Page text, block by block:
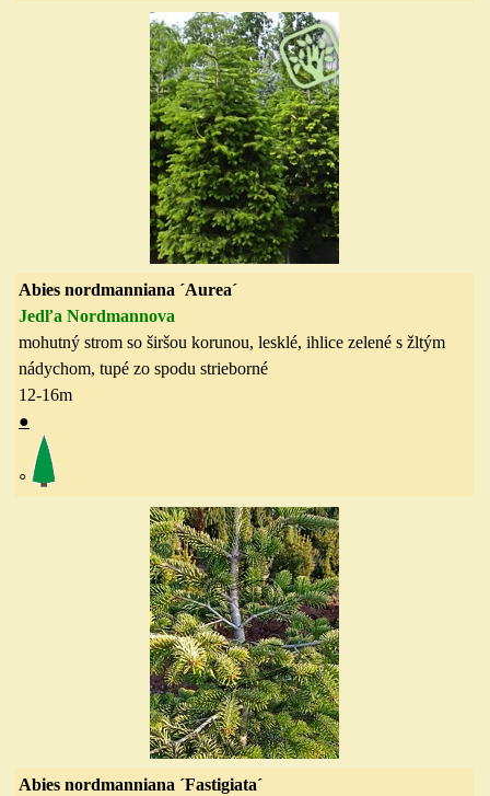
Abies nordmanniana ´Aurea´
Jedľa Nordmannova
mohutný strom so širšou korunou, lesklé, ihlice zelené s žltým
nádychom, tupé zo spodu strieborné
12-16m
●
◦
Abies nordmanniana ´Fastigiata´